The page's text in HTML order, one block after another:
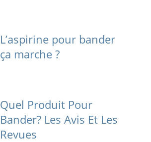
L’aspirine pour bander
ça marche ?
Quel Produit Pour
Bander? Les Avis Et Les
Revues